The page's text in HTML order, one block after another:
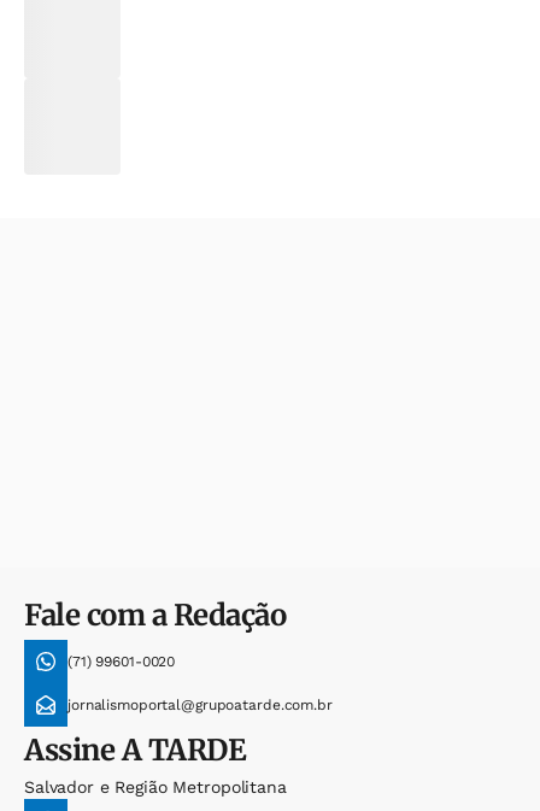
Fale com a Redação
(71) 99601-0020
jornalismoportal@grupoatarde.com.br
AssineA TARDE
Salvador e Região Metropolitana